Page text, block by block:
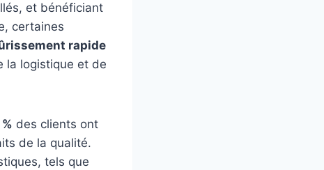
et bénéficiant
certaines
rapide
la logistique et de
des clients ont
de la qualité.
tels que